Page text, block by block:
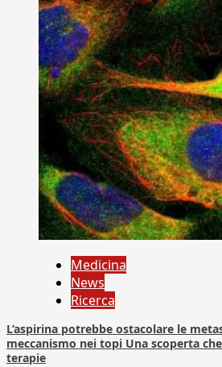
Medicina
News
Ricerca
L’aspirina potrebbe ostacolare le
meccanismo nei topi Una scoperta
terapie